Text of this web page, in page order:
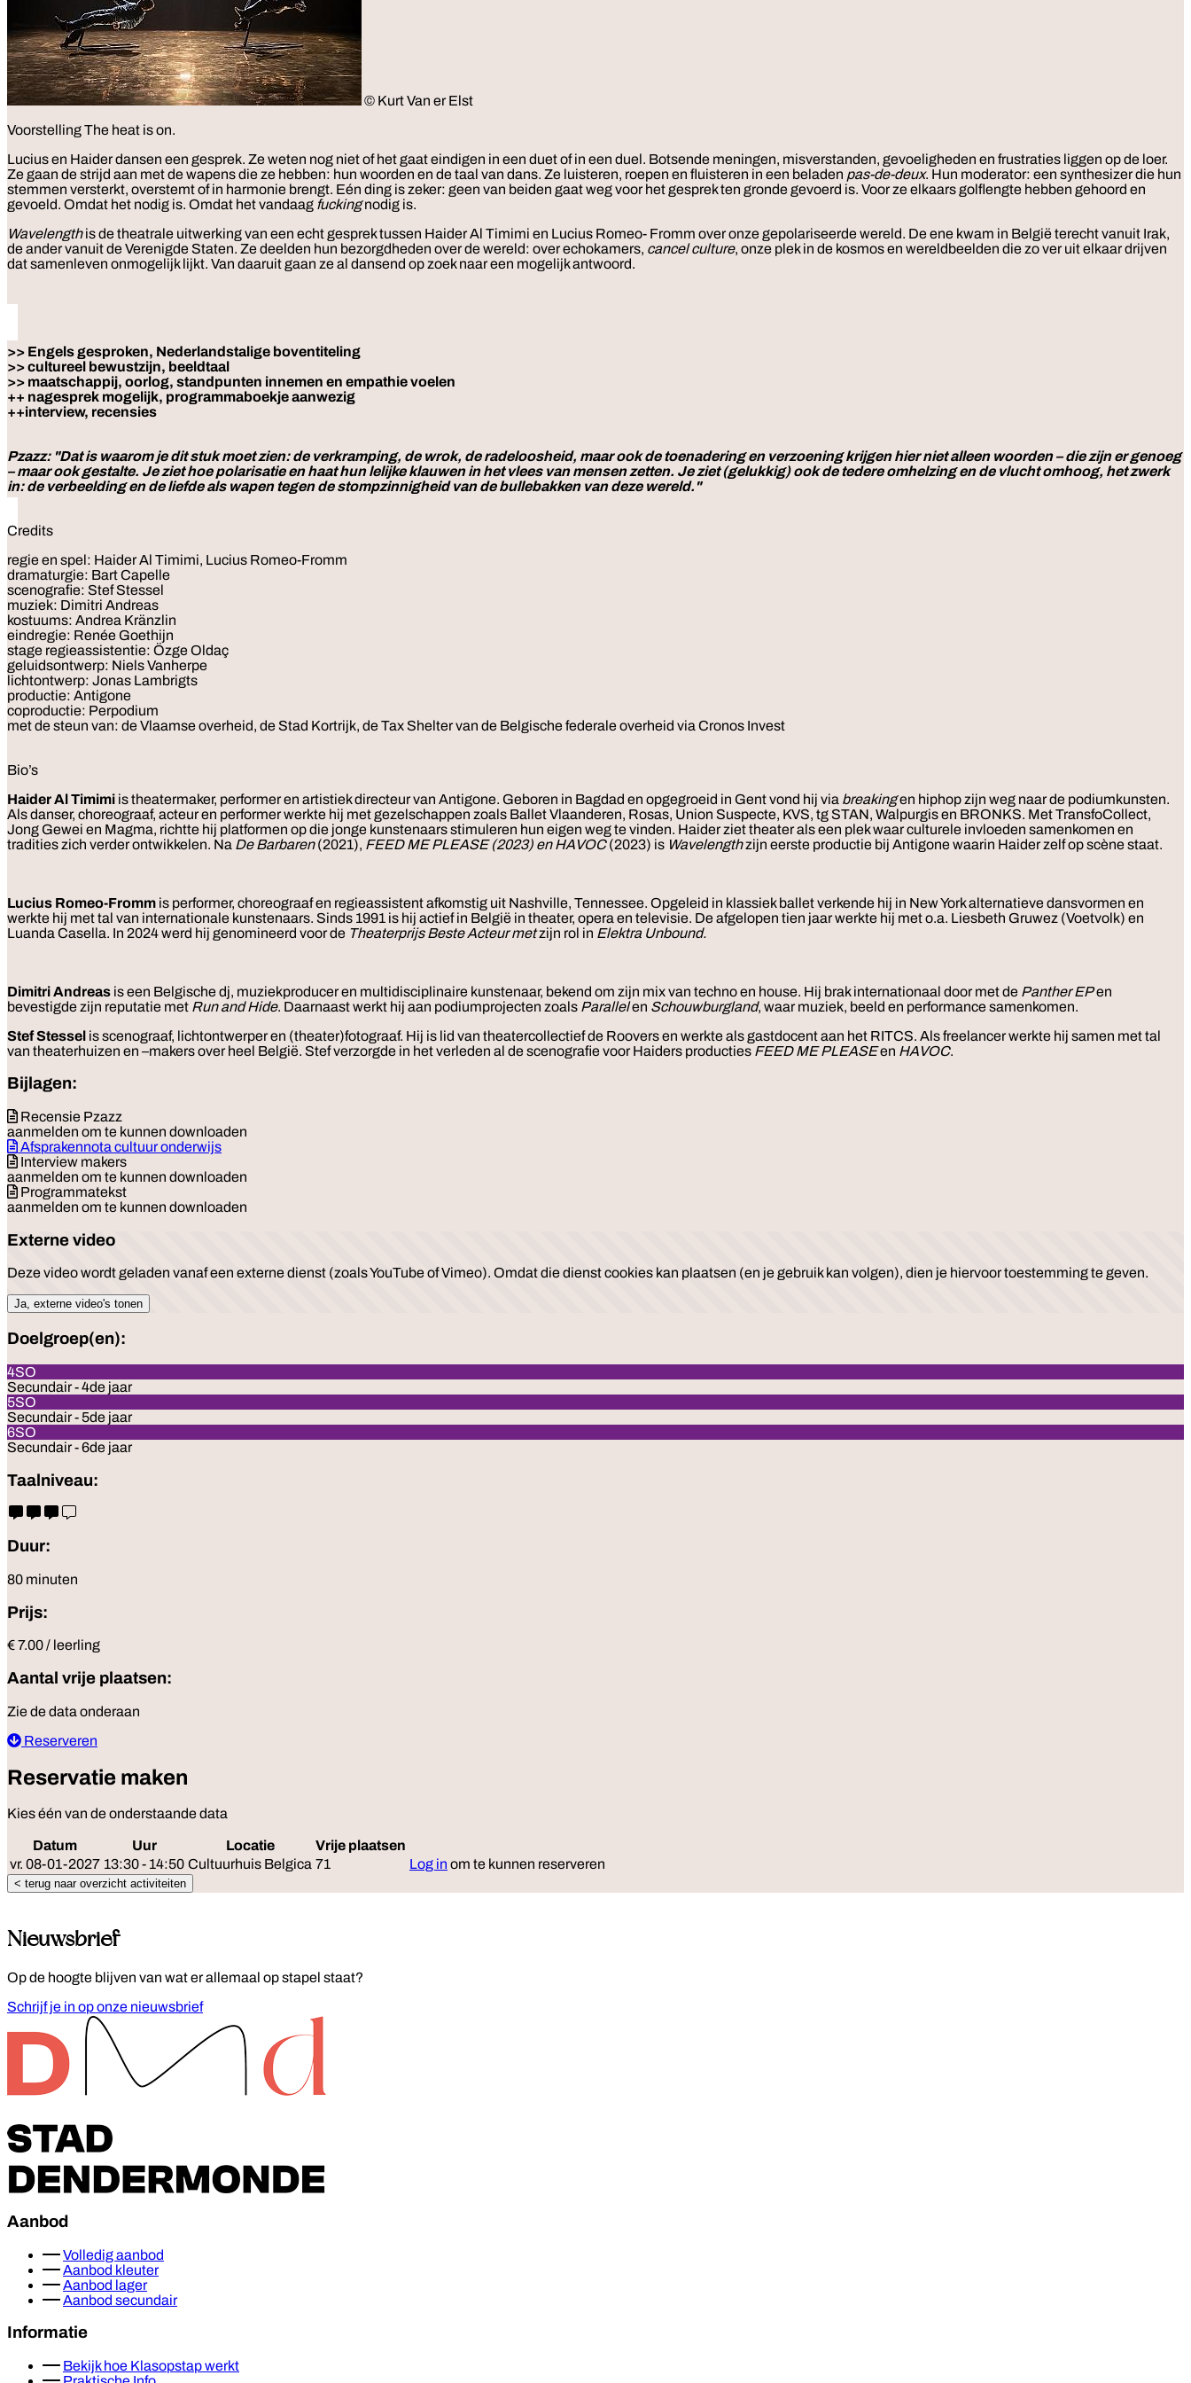
© Kurt Van er Elst
VoorstellingThe heat is on.
Lucius en Haider dansen een gesprek. Ze weten nog niet of het gaat eindigen in een duet of in een duel. Botsende meningen, misverstanden, gevoeligheden en frustraties liggen op de loer.
Ze gaan de strijd aan met de wapens die ze hebben: hun woorden en de taal van dans. Ze luisteren, roepen en fluisteren in een beladen pas-de-deux. Hun moderator: een synthesizer die hun
stemmen versterkt, overstemt of in harmonie brengt. Eén ding is zeker: geen van beiden gaat weg voor het gesprek ten gronde gevoerd is. Voor ze elkaars golflengte hebben gehoord en
gevoeld. Omdat het nodig is. Omdat het vandaag fuckingnodig is.
Wavelengthis de theatrale uitwerking van een echt gesprek tussen Haider Al Timimi en Lucius Romeo- Fromm over onze gepolariseerde wereld. De ene kwam in België terecht vanuit Irak,
de ander vanuit de Verenigde Staten. Ze deelden hun bezorgdheden over de wereld: over echokamers, cancel culture, onze plek in de kosmos en wereldbeelden die zo ver uit elkaar drijven
dat samenleven onmogelijk lijkt. Van daaruit gaan ze al dansend op zoek naar een mogelijk antwoord.
>> Engels gesproken, Nederlandstalige boventiteling
>> cultureel bewustzijn, beeldtaal
>> maatschappij, oorlog, standpunten innemen en empathie voelen
++ nagesprek mogelijk, programmaboekje aanwezig
++interview, recensies
Pzazz: "Dat is waarom je dit stuk moet zien: de verkramping, de wrok, de radeloosheid, maar ook de toenadering en verzoening krijgen hier niet alleen woorden – die zijn er genoeg
– maar ook gestalte. Je ziet hoe polarisatie en haat hun lelijke klauwen in het vlees van mensen zetten. Je ziet (gelukkig) ook de tedere omhelzing en de vlucht omhoog, het zwerk
in: de verbeelding en de liefde als wapen tegen de stompzinnigheid van de bullebakken van deze wereld."
Credits
regie en spel: Haider Al Timimi, Lucius Romeo-Fromm
dramaturgie: Bart Capelle
scenografie: Stef Stessel
muziek: Dimitri Andreas
kostuums: Andrea Kränzlin
eindregie: Renée Goethijn
stage regieassistentie: Özge Oldaç
geluidsontwerp: Niels Vanherpe
lichtontwerp: Jonas Lambrigts
productie: Antigone
coproductie: Perpodium
met de steun van: de Vlaamse overheid, de Stad Kortrijk, de Tax Shelter van de Belgische federale overheid via Cronos Invest
Bio’s
Haider Al Timimi is theatermaker, performer en artistiek directeur van Antigone. Geboren in Bagdad en opgegroeid in Gent vond hij via breakingen hiphop zijn weg naar de podiumkunsten.
Als danser, choreograaf, acteur en performer werkte hij met gezelschappen zoals Ballet Vlaanderen, Rosas, Union Suspecte, KVS, tg STAN, Walpurgis en BRONKS. Met TransfoCollect,
Jong Gewei en Magma, richtte hij platformen op die jonge kunstenaars stimuleren hun eigen weg te vinden. Haider ziet theater als een plek waar culturele invloeden samenkomen en
tradities zich verder ontwikkelen. Na De Barbaren(2021), FEED ME PLEASE (2023) en HAVOC(2023) is Wavelengthzijn eerste productie bij Antigone waarin Haider zelf op scène staat.
Lucius Romeo-Fromm is performer, choreograaf en regieassistent afkomstig uit Nashville, Tennessee. Opgeleid in klassiek ballet verkende hij in New York alternatieve dansvormen en
werkte hij met tal van internationale kunstenaars. Sinds 1991 is hij actief in België in theater, opera en televisie. De afgelopen tien jaar werkte hij met o.a. Liesbeth Gruwez (Voetvolk) en
Luanda Casella. In 2024 werd hij genomineerd voor de Theaterprijs Beste Acteur metzijn rol in Elektra Unbound.
Dimitri Andreas is een Belgische dj, muziekproducer en multidisciplinaire kunstenaar, bekend om zijn mix van techno en house. Hij brak internationaal door met de Panther EPen
bevestigde zijn reputatie met Run and Hide. Daarnaast werkt hij aan podiumprojecten zoals Parallelen Schouwburgland, waar muziek, beeld en performance samenkomen.
Stef Stessel is scenograaf, lichtontwerper en (theater)fotograaf. Hij is lid van theatercollectief de Roovers en werkte als gastdocent aan het RITCS. Als freelancer werkte hij samen met tal
van theaterhuizen en –makers over heel België. Stef verzorgde in het verleden al de scenografie voor Haiders producties FEED ME PLEASEen HAVOC.
Bijlagen:
Recensie Pzazz
aanmelden om te kunnen downloaden
Afsprakennota cultuur onderwijs
Interview makers
aanmelden om te kunnen downloaden
Programmatekst
aanmelden om te kunnen downloaden
Externe video
Deze video wordt geladen vanaf een externe dienst (zoals YouTube of Vimeo). Omdat die dienst cookies kan plaatsen (en je gebruik kan volgen), dien je hiervoor toestemming te geven.
Ja, externe video's tonen
Doelgroep(en):
4SO
Secundair - 4de jaar
5SO
Secundair - 5de jaar
6SO
Secundair - 6de jaar
Taalniveau:
Duur:
80 minuten
Prijs:
€ 7.00 / leerling
Aantal vrije plaatsen:
Zie de data onderaan
Reserveren
Reservatie maken
Kies één van de onderstaande data
Datum Uur Locatie Vrije plaatsen
vr. 08-01-2027 13:30 - 14:50 Cultuurhuis Belgica 71 Log in om te kunnen reserveren
< terug naar overzicht activiteiten
Nieuwsbrief
Op de hoogte blijven van wat er allemaal op stapel staat?
Schrijf je in op onze nieuwsbrief
Aanbod
Volledig aanbod
Aanbod kleuter
Aanbod lager
Aanbod secundair
Informatie
Bekijk hoe Klasopstap werkt